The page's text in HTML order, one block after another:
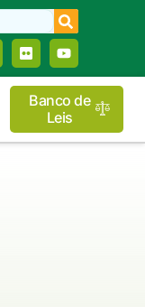
Banco de
Leis